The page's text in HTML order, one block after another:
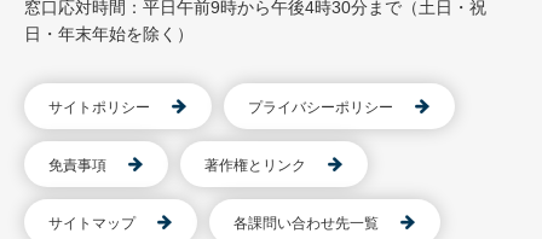
窓口応対時間：平日午前9時から午後4時30分まで（土日・祝
日・年末年始を除く）
サイトポリシー プライバシーポリシー
免責事項 著作権とリンク
サイトマップ 各課問い合わせ先一覧